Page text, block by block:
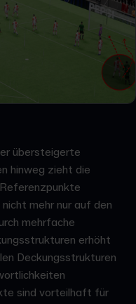
übersteigerte
hinweg zieht die
mehr nur auf den
mehrfache
erhöht
Deckungsstrukturen
sind vorteilhaft für